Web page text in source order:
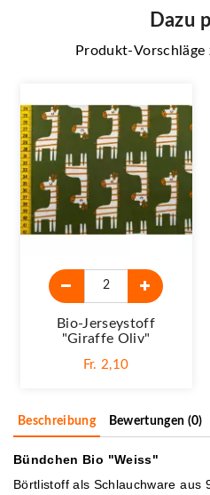
Dazu
Produkt-Vorschläge
Bio-Jerseystoff
"Giraffe Oliv"
Fr. 2,10
Beschreibung Bewertungen (0)
Bündchen Bio "Weiss"
Börtlistoff als Schlauchware aus